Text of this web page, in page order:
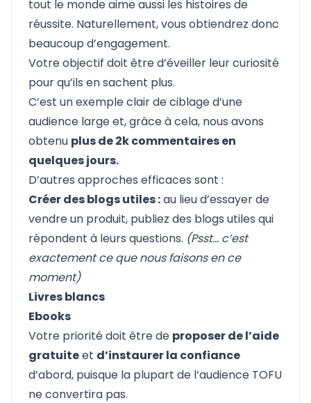
tout le monde aime aussi les histoires de
réussite. Naturellement, vous obtiendrez donc
beaucoup d’engagement.
Votre objectif doit être d’éveiller leur curiosité
pour qu’ils en sachent plus.
C’est un exemple clair de ciblage d’une
audience large et, grâce à cela, nous avons
obtenu plus de 2k commentaires en
quelques jours.
D’autres approches efficaces sont :
Créer des blogs utiles :au lieu d’essayer de
vendre un produit, publiez des blogs utiles qui
répondent à leurs questions. (Psst… c’est
exactement ce que nous faisons en ce
moment)
Livres blancs
Ebooks
Votre priorité doit être de proposer de l’aide
gratuiteet d’instaurer la confiance
d’abord, puisque la plupart de l’audience TOFU
ne convertira pas.